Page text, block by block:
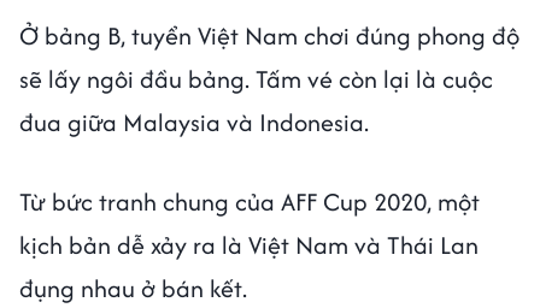
Ở bảng B, tuyển Việt Nam chơi đúng phong độ
sẽ lấy ngôi đầu bảng. Tấm vé còn lại là cuộc
đua giữa Malaysia và Indonesia.
Từ bức tranh chung của AFF Cup 2020, một
kịch bản dễ xảy ra là Việt Nam và Thái Lan
đụng nhau ở bán kết.